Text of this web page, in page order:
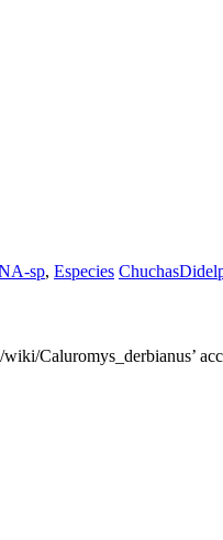
sp, Especies Chuchas
Caluromys_derbianus’